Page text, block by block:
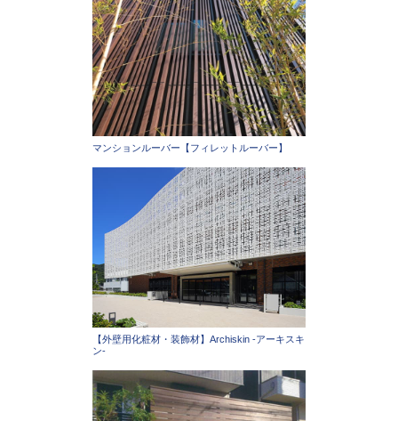
マンションルーバー【フィレットルーバー】
【外壁用化粧材・装飾材】Archiskin -アーキスキ
ン-